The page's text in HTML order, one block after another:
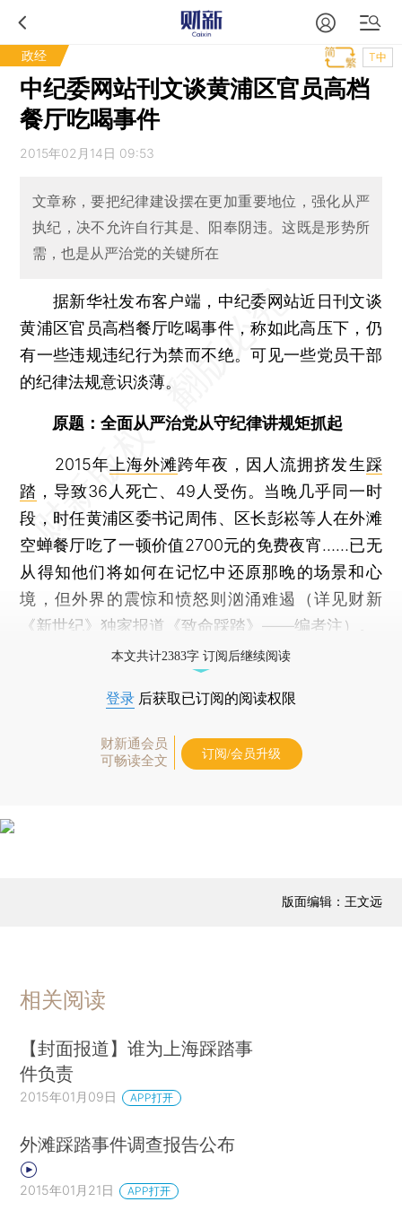
政经 T中
中纪委网站刊文谈黄浦区官员高档
餐厅吃喝事件
2015年02月14日 09:53
文章称，要把纪律建设摆在更加重要地位，强化从严
执纪，决不允许自行其是、阳奉阴违。这既是形势所
需，也是从严治党的关键所在
据新华社发布客户端，中纪委网站近日刊文谈
黄浦区官员高档餐厅吃喝事件，称如此高压下，仍
有一些违规违纪行为禁而不绝。可见一些党员干部
的纪律法规意识淡薄。
原题：全面从严治党从守纪律讲规矩抓起
2015年 上海外滩跨年夜，因人流拥挤发生踩
踏 ，导致36人死亡、49人受伤。当晚几乎同一时
段，时任黄浦区委书记周伟、区长彭崧等人在外滩
空蝉餐厅吃了一顿价值2700元的免费夜宵……已无
从得知他们将如何在记忆中还原那晚的场景和心
境，但外界的震惊和愤怒则汹涌难遏（详见财新
《新世纪》独家报道《致命踩踏》——编者注）。
本文共计2383字 订阅后继续阅读
登录 后获取已订阅的阅读权限
财新通会员
可畅读全文
订阅/会员升级
版面编辑：王文远
相关阅读
【封面报道】谁为上海踩踏事
件负责
2015年01月09日 APP打开
外滩踩踏事件调查报告公布
2015年01月21日 APP打开